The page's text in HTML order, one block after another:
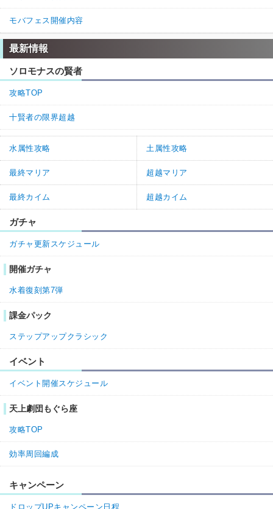
モバフェス開催内容
最新情報
ソロモナスの賢者
攻略TOP
十賢者の限界超越
水属性攻略 土属性攻略
最終マリア 超越マリア
最終カイム 超越カイム
ガチャ
ガチャ更新スケジュール
開催ガチャ
水着復刻第7弾
課金パック
ステップアップクラシック
イベント
イベント開催スケジュール
天上劇団もぐら座
攻略TOP
効率周回編成
キャンペーン
ドロップUPキャンペーン日程